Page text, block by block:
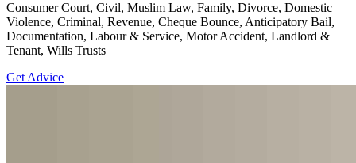
Consumer Court, Civil, Muslim Law, Family, Divorce, Domestic
Violence, Criminal, Revenue, Cheque Bounce, Anticipatory Bail,
Documentation, Labour & Service, Motor Accident, Landlord &
Tenant, Wills Trusts
Get Advice